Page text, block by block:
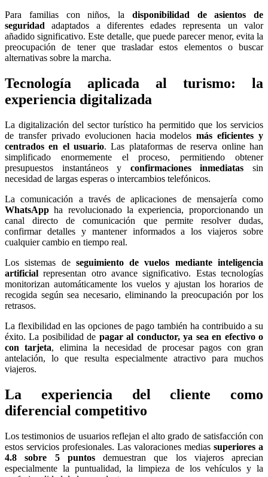
Para familias con niños, la disponibilidad de asientos de
seguridad adaptados a diferentes edades representa un valor
añadido significativo. Este detalle, que puede parecer menor, evita la
preocupación de tener que trasladar estos elementos o buscar
alternativas sobre la marcha.
Tecnología aplicada al turismo: la
experiencia digitalizada
La digitalización del sector turístico ha permitido que los servicios
de transfer privado evolucionen hacia modelosmás eficientes y
centrados en el usuario. Las plataformas de reserva online han
simplificado enormemente el proceso, permitiendo obtener
presupuestos instantáneos y confirmaciones inmediatas sin
necesidad de largas esperas o intercambios telefónicos.
La comunicación a través de aplicaciones de mensajería como
WhatsApp ha revolucionado la experiencia, proporcionando un
canal directo de comunicación que permite resolver dudas,
confirmar detalles y mantener informados a los viajeros sobre
cualquier cambio en tiempo real.
Los sistemas de seguimiento de vuelos mediante inteligencia
artificial representan otro avance significativo. Estas tecnologías
monitorizan automáticamente los vuelos y ajustan los horarios de
recogida según sea necesario, eliminando la preocupación por los
retrasos.
La flexibilidad en las opciones de pago también ha contribuido a su
éxito. La posibilidad de pagar al conductor, ya sea en efectivo o
con tarjeta, elimina la necesidad de procesar pagos con gran
antelación, lo que resulta especialmente atractivo para muchos
viajeros.
La experiencia del cliente como
diferencial competitivo
Los testimonios de usuarios reflejan el alto grado de satisfacción con
estos servicios profesionales. Las valoraciones medias superiores a
4.8 sobre 5 puntosdemuestran que los viajeros aprecian
especialmente la puntualidad, la limpieza de los vehículos y la